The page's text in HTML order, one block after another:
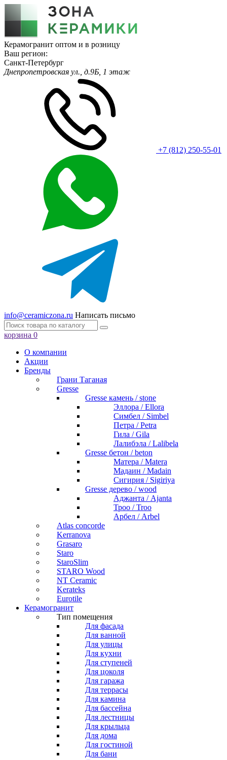
Керамогранит оптом и в розницу
Ваш регион:
Санкт-Петербург
Днепропетровская ул., д.9Б, 1 этаж
+7 (812) 250-55-01
info@ceramiczona.ru Написать письмо
корзина 0
О компании
Акции
Бренды
Грани Таганая
Gresse
Gresse камень / stone
Эллора / Ellora
Симбел / Simbel
Петра / Petra
Гила / Gila
Лалибэла / Lalibela
Gresse бетон / beton
Матера / Matera
Мадаин / Madain
Сигирия / Sigiriya
Gresse дерево / wood
Аджанта / Ajanta
Троо / Troo
Арбел / Arbel
Atlas concorde
Kerranova
Grasaro
Staro
StaroSlim
STARO Wood
NT Ceramic
Kerateks
Eurotile
Керамогранит
Тип помещения
Для фасада
Для ванной
Для улицы
Для кухни
Для ступеней
Для цоколя
Для гаража
Для террасы
Для камина
Для бассейна
Для лестницы
Для крыльца
Для дома
Для гостиной
Для бани